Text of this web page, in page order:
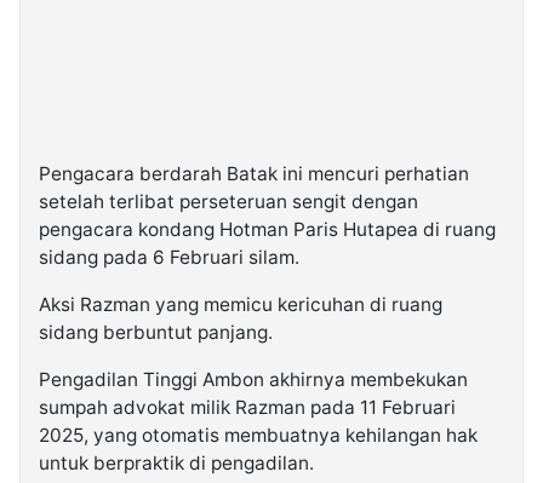
Pengacara berdarah Batak ini mencuri perhatian
setelah terlibat perseteruan sengit dengan
pengacara kondang Hotman Paris Hutapea di ruang
sidang pada 6 Februari silam.
Aksi Razman yang memicu kericuhan di ruang
sidang berbuntut panjang.
Pengadilan Tinggi Ambon akhirnya membekukan
sumpah advokat milik Razman pada 11 Februari
2025, yang otomatis membuatnya kehilangan hak
untuk berpraktik di pengadilan.